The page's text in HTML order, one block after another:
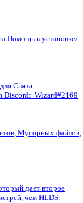
Помощь в установке/
Связи.
Discord: Wizard#2169
Мусорных файлов,
дает второе
чем HLDS.